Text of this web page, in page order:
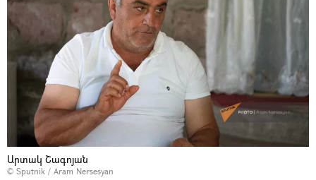
Արտակ Շագոյան
© Sputnik / Aram Nersesyan